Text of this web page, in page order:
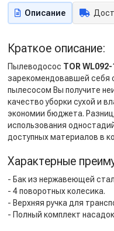
Описание
Краткое описание:
Пылеводосос TOR WL092-
зарекомендовавшей себя
пылесосом Вы получите
качество уборки сухой и
экономии бюджета.
использования
доступных материалов в
Характерные
- Бак из нержавеющей
- 4 поворотных колесика.
- Верхняя ручка для
- Полный комплект